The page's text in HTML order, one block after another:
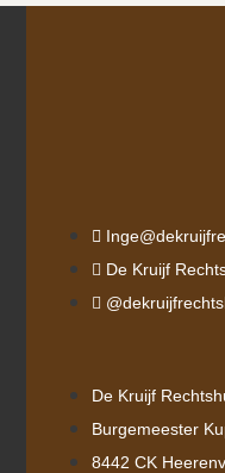
De Kruijf
Burgemeester
8442 CK
De Kruijf